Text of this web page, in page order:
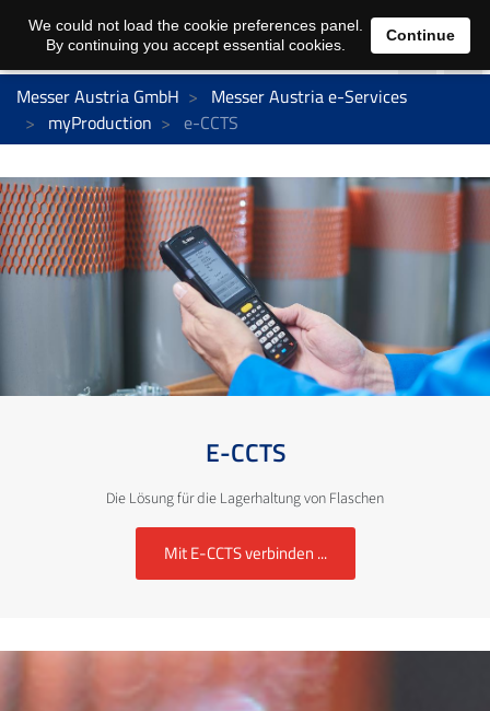
Messer Austria GmbH
Messer Austria e-Services
myProduction
e-CCTS
E-CCTS
Die Lösung für die Lagerhaltung von Flaschen
Mit E-CCTS verbinden ...
We could not load the cookie preferences panel.
By continuing you accept essential cookies.
Continue